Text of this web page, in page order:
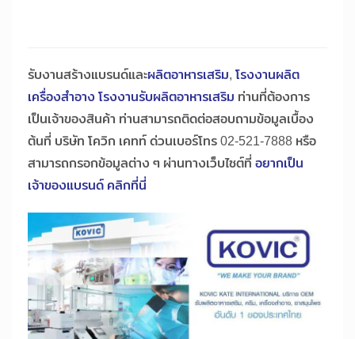
รับงานสร้างแบรนด์และผลิตอาหารเสริม, โรงงานผลิต
เครื่องสำอาง โรงงานรับผลิตอาหารเสริม ท่านที่ต้องการ
เป็นเจ้าของสินค้า ท่านสามารถติดต่อสอบถามข้อมูลเบื้อง
ต้นที่ บริษัท โควิก เคทท์ ด่วนเบอร์โทร 02-521-7888 หรือ
สามารถกรอกข้อมูลต่าง ๆ ผ่านทางเว็บไซต์ที่ อยากเป็น
เจ้าของแบรนด์ คลิกที่นี่